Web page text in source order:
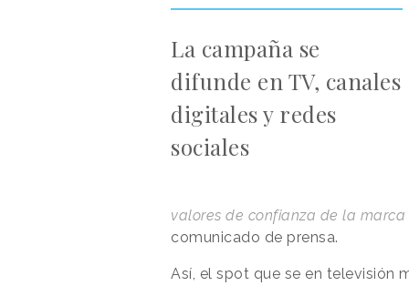
La campaña se
difunde en TV, canales
digitales y redes
sociales
valores de confianza de la marca
comunicado de prensa.
Así, el spot que se en televisión